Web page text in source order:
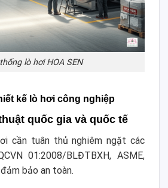
lò hơi HOA SEN
kế lò hơi công nghiệp
quốc gia và quốc tế
cần tuân thủ nghiêm ngặt các
01:2008/BLĐTBXH, ASME,
bảo an toàn.